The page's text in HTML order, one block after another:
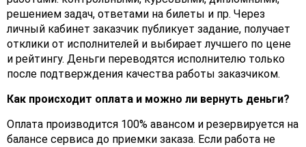
решением задач, ответами на билеты и пр. Через
личный кабинет заказчик публикует задание, получает
отклики от исполнителей и выбирает лучшего по цене
и рейтингу. Деньги переводятся исполнителю только
после подтверждения качества работы заказчиком.
Как происходит оплата и можно ли вернуть деньги?
Оплата производится 100% авансом и резервируется на
балансе сервиса до приемки заказа. Если работа не